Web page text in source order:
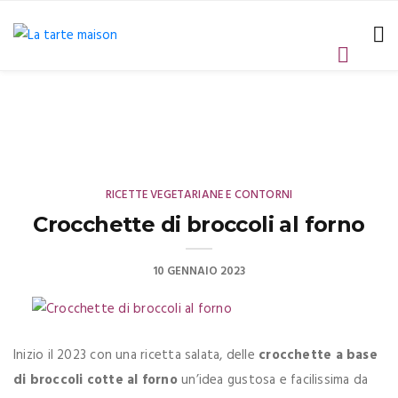
RICETTE VEGETARIANE E CONTORNI
Crocchette di broccoli al forno
10 GENNAIO 2023
Inizio il 2023 con una ricetta salata, delle crocchette a base
di broccoli cotte al fornoun’idea gustosa e facilissima da